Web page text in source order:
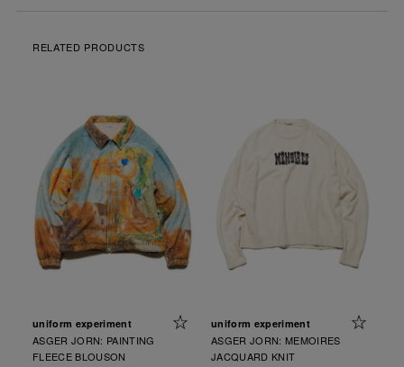
RELATED PRODUCTS
uniform experiment
ASGER JORN: PAINTING
FLEECE BLOUSON
uniform experiment
ASGER JORN: MEMOIRES
JACQUARD KNIT